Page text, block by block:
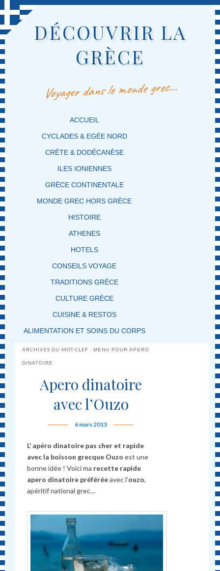
DÉCOUVRIR LA
GRÈCE
Voyager dans le monde grec…
MENU PRINCIPAL
MASQUER LA NAVIGATION PRINCIPALE
MASQUER LA NAVIGATION SECONDAIRE
ACCUEIL
CYCLADES & EGÉE NORD
CRÈTE & DODÉCANÈSE
ILES IONIENNES
GRÈCE CONTINENTALE
MONDE GREC HORS GRÈCE
HISTOIRE
ATHENES
HOTELS
CONSEILS VOYAGE
TRADITIONS GRÈCE
CULTURE GRÈCE
CUISINE & RESTOS
ALIMENTATION ET SOINS DU CORPS
ARCHIVES DU MOT-CLEF :MENU POUR APERO
DINATOIRE
Apero dinatoire
avec l’Ouzo
6 mars 2013
L’ apéro dinatoire pas cher et rapide
avec la boisson grecque Ouzo est une
bonne idée ! Voici ma recette rapide
apero dinatoire préféréeavec l’ouzo,
apéritif national grec…